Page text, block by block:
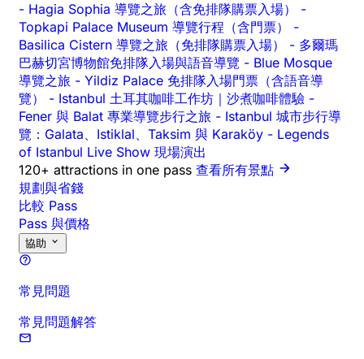
- Hagia Sophia 導覽之旅（含免排隊購票入場） -
Topkapi Palace Museum 導覽行程（含門票） -
Basilica Cistern 導覽之旅（免排隊購票入場） - 多爾瑪
巴赫切宮博物館免排隊入場與語音導覽 - Blue Mosque
導覽之旅 - Yildiz Palace 免排隊入場門票（含語音導
覽） - Istanbul 土耳其咖啡工作坊｜沙煮咖啡體驗 -
Fener 與 Balat 專業導覽步行之旅 - Istanbul 城市步行導
覽：Galata、Istiklal、Taksim 與 Karaköy - Legends
of Istanbul Live Show 現場演出
120+ attractions in one pass 查看所有景點
規劃與省錢
比較 Pass
Pass 與價格
協助
常見問題
常見問題解答